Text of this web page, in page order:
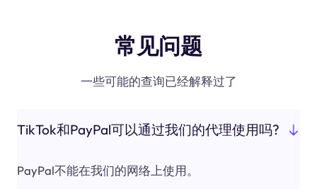
常见问题
一些可能的查询已经解释过了
TikTok和PayPal可以通过我们的代理使用吗?
PayPal不能在我们的网络上使用。